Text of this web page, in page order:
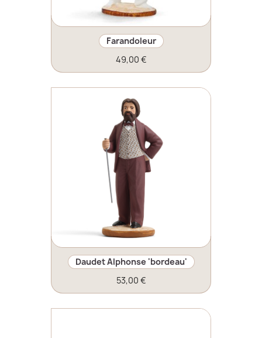
Farandoleur
49,00 €
Daudet Alphonse 'bordeau'
53,00 €